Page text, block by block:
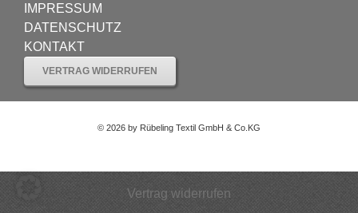
IMPRESSUM
DATENSCHUTZ
KONTAKT
VERTRAG WIDERRUFEN
© 2026 by Rübeling Textil GmbH & Co.KG
Vertrag widerrufen